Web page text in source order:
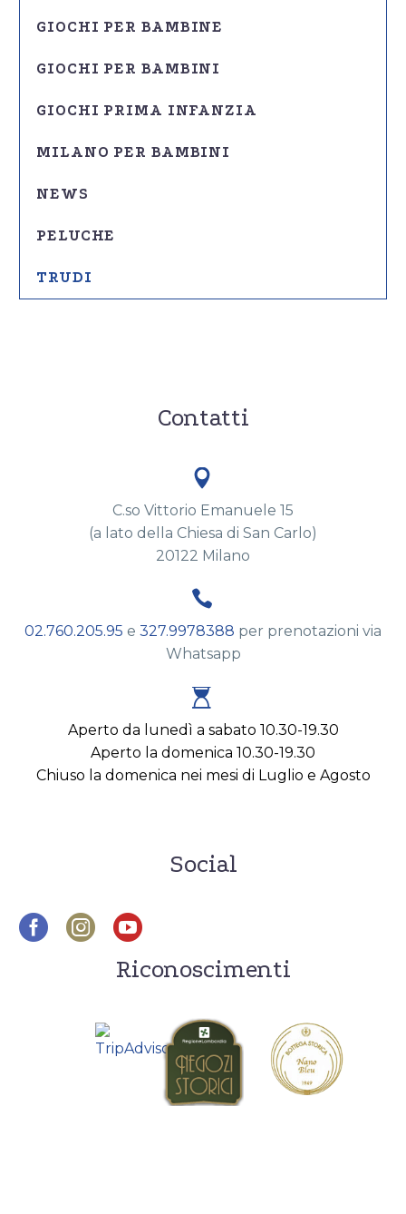
GIOCHI PER BAMBINE
GIOCHI PER BAMBINI
GIOCHI PRIMA INFANZIA
MILANO PER BAMBINI
NEWS
PELUCHE
TRUDI
Contatti


C.so Vittorio Emanuele 15
(a lato della Chiesa di San Carlo)
20122 Milano


02.760.205.95 e 327.9978388 per prenotazioni via
Whatsapp


Aperto da lunedì a sabato 10.30-19.30
Aperto la domenica 10.30-19.30
Chiuso la domenica nei mesi di Luglio e Agosto
Social
Riconoscimenti